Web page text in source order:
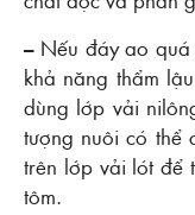
– Nếu đáy ao
khả năng thẩm
dùng lớp vải
tượng nuôi có thể
trên lớp vải lót để
tôm.